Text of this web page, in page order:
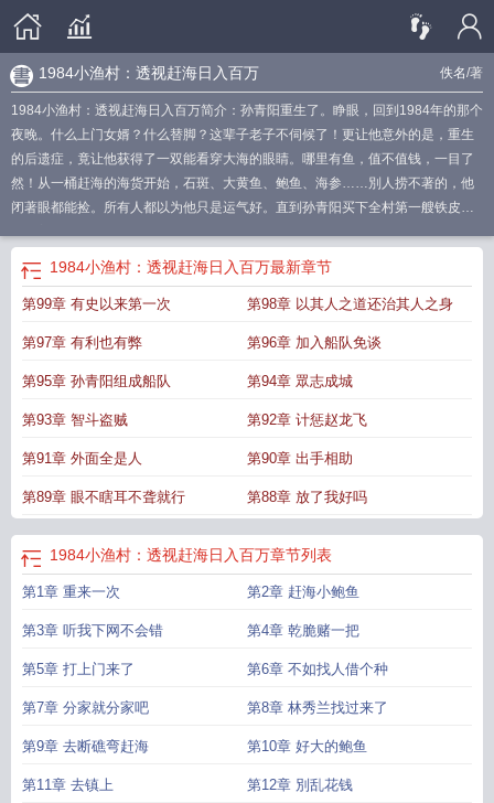
佚名/著
1984小渔村：透视赶海日入百万
1984小渔村：透视赶海日入百万简介：孙青阳重生了。睁眼，回到1984年的那个
夜晚。什么上门女婿？什么替脚？这辈子老子不伺候了！更让他意外的是，重生
的后遗症，竟让他获得了一双能看穿大海的眼睛。哪里有鱼，值不值钱，一目了
然！从一桶赶海的海货开始，石斑、大黄鱼、鲍鱼、海参……別人捞不著的，他
闭著眼都能捡。所有人都以为他只是运气好。直到孙青阳买下全村第一艘铁皮
小渔仙赶海视频 1981小渔村兄弟赶海生活
视频
年小渔村赶海 1984小渔村从获取情报开始笔趣阁小渔赶海全部视频小渔赶海
海小鱼村
1981小渔村赶海买船全文 小渔赶海v 渔小静的赶海视频
是哪里的 赶海小渔民小渔赶海是哪里人小渔翁最新赶海视频
1984小渔村：透视赶海日入百万最新章节
第99章 有史以来第一次 第98章 以其人之道还治其人之身
第97章 有利也有弊 第96章 加入船队免谈
第95章 孙青阳组成船队 第94章 眾志成城
第93章 智斗盗贼 第92章 计惩赵龙飞
第91章 外面全是人 第90章 出手相助
第89章 眼不瞎耳不聋就行 第88章 放了我好吗
1984小渔村：透视赶海日入百万章节列表
第1章 重来一次 第2章 赶海小鲍鱼
第3章 听我下网不会错 第4章 乾脆赌一把
第5章 打上门来了 第6章 不如找人借个种
第7章 分家就分家吧 第8章 林秀兰找过来了
第9章 去断礁弯赶海 第10章 好大的鲍鱼
第11章 去镇上 第12章 別乱花钱